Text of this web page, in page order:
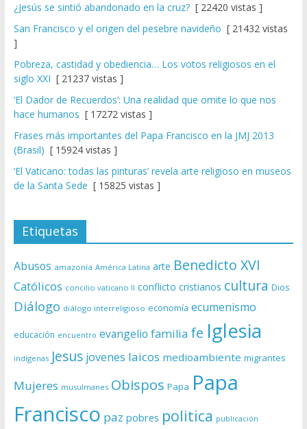
¿Jesús se sintió abandonado en la cruz?[ 22420 vistas ]
San Francisco y el origen del pesebre navideño [ 21432 vistas
]
Pobreza, castidad y obediencia… Los votos religiosos en el
siglo XXI [ 21237 vistas ]
‘El Dador de Recuerdos’: Una realidad que omite lo que nos
hace humanos [ 17272 vistas ]
Frases más importantes del Papa Francisco en la JMJ 2013
(Brasil) [ 15924 vistas ]
‘El Vaticano: todas las pinturas’ revela arte religioso en museos
de la Santa Sede [ 15825 vistas ]
Etiquetas
Abusos amazonía América Latina arte Benedicto XVI
Católicos concilio vaticano II conflicto cristianos cultura Dios
Diálogo diálogo interreligioso economía ecumenismo
educación encuentro evangelio familia fe Iglesia
indígenas Jesus jovenes laicos medioambiente migrantes
Mujeres musulmanes Obispos Papa Papa
Francisco paz pobres politica publicación